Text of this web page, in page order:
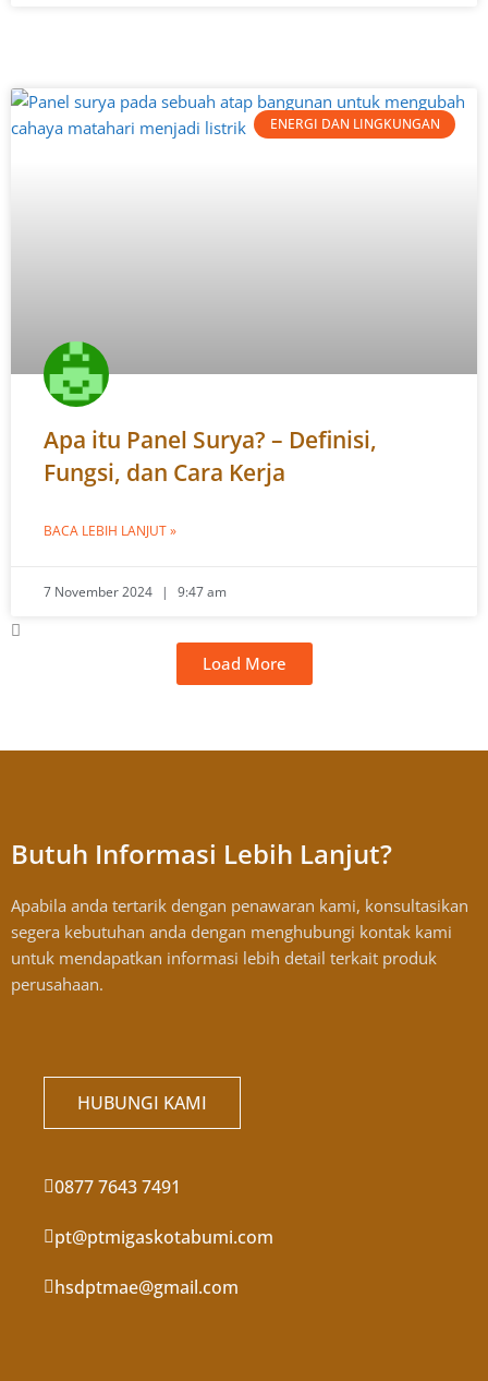
ENERGI DAN LINGKUNGAN
Apa itu Panel Surya? – Definisi,
Fungsi, dan Cara Kerja
BACA LEBIH LANJUT »
7 November 2024 9:47 am
Load More
Butuh Informasi Lebih Lanjut?
Apabila anda tertarik dengan penawaran kami, konsultasikan
segera kebutuhan anda dengan menghubungi kontak kami
untuk mendapatkan informasi lebih detail terkait produk
perusahaan.
HUBUNGI KAMI
0877 7643 7491
pt@ptmigaskotabumi.com
hsdptmae@gmail.com